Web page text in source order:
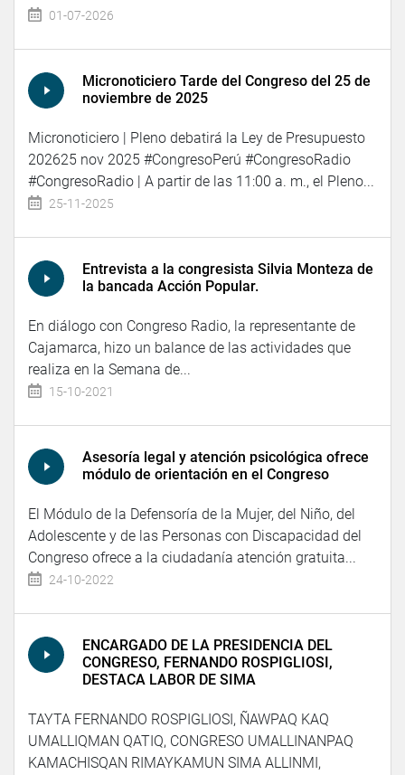
01-07-2026
Micronoticiero Tarde del Congreso del 25 de
noviembre de 2025
Micronoticiero | Pleno debatirá la Ley de Presupuesto
202625 nov 2025 #CongresoPerú #CongresoRadio
#CongresoRadio | A partir de las 11:00 a. m., el Pleno...
25-11-2025
Entrevista a la congresista Silvia Monteza de
la bancada Acción Popular.
En diálogo con Congreso Radio, la representante de
Cajamarca, hizo un balance de las actividades que
realiza en la Semana de...
15-10-2021
Asesoría legal y atención psicológica ofrece
módulo de orientación en el Congreso
El Módulo de la Defensoría de la Mujer, del Niño, del
Adolescente y de las Personas con Discapacidad del
Congreso ofrece a la ciudadanía atención gratuita...
24-10-2022
ENCARGADO DE LA PRESIDENCIA DEL
CONGRESO, FERNANDO ROSPIGLIOSI,
DESTACA LABOR DE SIMA
TAYTA FERNANDO ROSPIGLIOSI, ÑAWPAQ KAQ
UMALLIQMAN QATIQ, CONGRESO UMALLINANPAQ
KAMACHISQAN RIMAYKAMUN SIMA ALLINMI,